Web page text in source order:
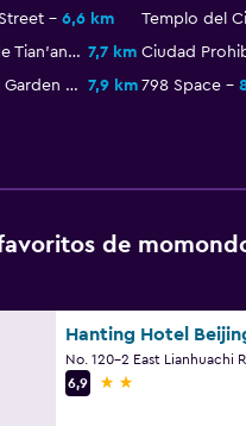
6,6 km Templo del
NeuPuerta de Tian'anmen 7,7 km Ciudad
The Imperial Garden of The Palace Museum
7,9 km 798 Space
de
6,9
2 estrellas